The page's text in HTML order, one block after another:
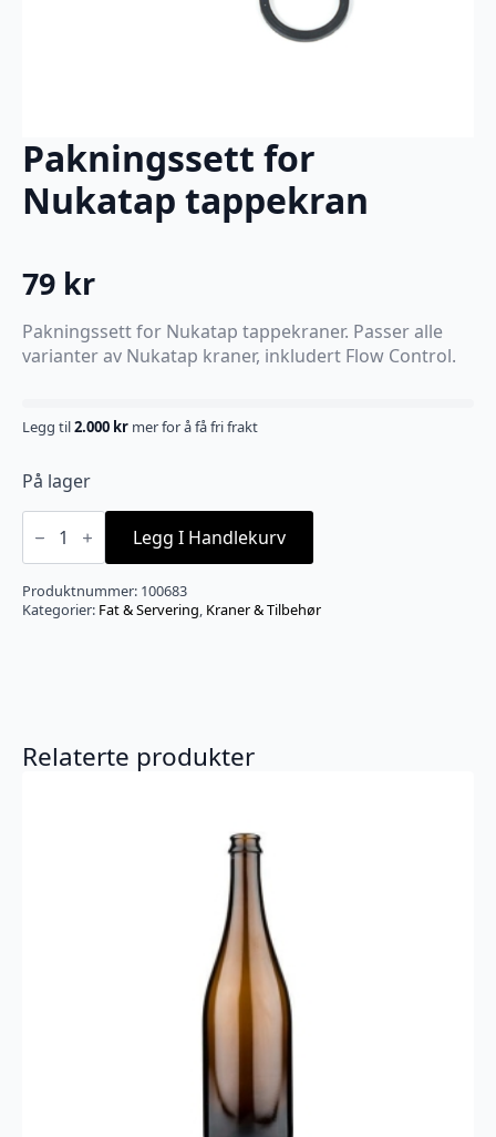
Pakningssett for
Nukatap tappekran
79 kr
Pakningssett for Nukatap tappekraner. Passer alle
varianter av Nukatap kraner, inkludert Flow Control.
Legg til2.000 kr mer for å få fri frakt
På lager
Pakningssett
for
tappekran
antall
Legg I Handlekurv
Produktnummer: 100683
Kategorier: Fat & Servering, Kraner & Tilbehør
Relaterte produkter